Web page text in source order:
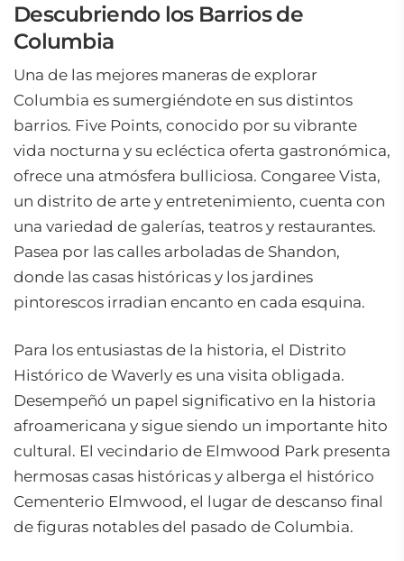
Descubriendo los Barrios de
Columbia
Una de las mejores maneras de explorar
Columbia es sumergiéndote en sus distintos
barrios. Five Points, conocido por su vibrante
vida nocturna y su ecléctica oferta gastronómica,
ofrece una atmósfera bulliciosa. Congaree Vista,
un distrito de arte y entretenimiento, cuenta con
una variedad de galerías, teatros y restaurantes.
Pasea por las calles arboladas de Shandon,
donde las casas históricas y los jardines
pintorescos irradian encanto en cada esquina.
Para los entusiastas de la historia, el Distrito
Histórico de Waverly es una visita obligada.
Desempeñó un papel significativo en la historia
afroamericana y sigue siendo un importante hito
cultural. El vecindario de Elmwood Park presenta
hermosas casas históricas y alberga el histórico
Cementerio Elmwood, el lugar de descanso final
de figuras notables del pasado de Columbia.